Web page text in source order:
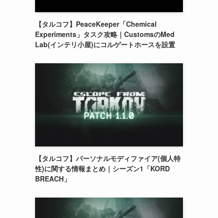
【タルコフ】PeaceKeeper「Chemical
Experiments」タスク攻略｜CustomsのMed
Lab(インテリ小屋)にコルゲートホースを設置
【タルコフ】パーソナルモディファイア(個人特
性)に関する情報まとめ｜シーズン1「KORD
BREACH」